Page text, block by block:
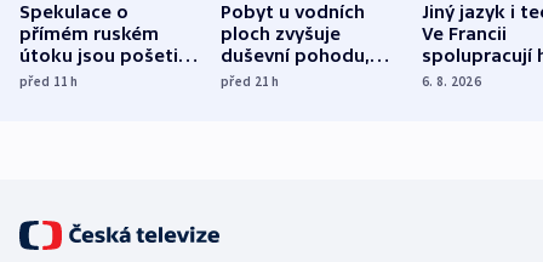
Spekulace o
přímém ruském
útoku jsou pošetilé,
míní estonský
před 11h
Pobyt u vodních
ploch zvyšuje
duševní pohodu,
ukázala
před 21h
Jiný jazyk i
Ve Francii
spolupracují
různých zemí
6. 8. 2026